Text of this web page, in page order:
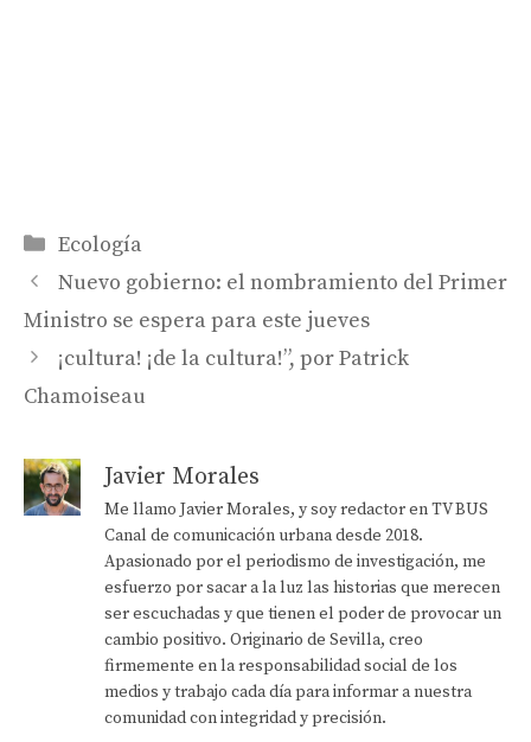
Categorías
Ecología
Nuevo gobierno: el nombramiento del Primer
Ministro se espera para este jueves
¡cultura! ¡de la cultura!”, por Patrick
Chamoiseau
Javier Morales
Me llamo Javier Morales, y soy redactor en TV BUS
Canal de comunicación urbana desde 2018.
Apasionado por el periodismo de investigación, me
esfuerzo por sacar a la luz las historias que merecen
ser escuchadas y que tienen el poder de provocar un
cambio positivo. Originario de Sevilla, creo
firmemente en la responsabilidad social de los
medios y trabajo cada día para informar a nuestra
comunidad con integridad y precisión.